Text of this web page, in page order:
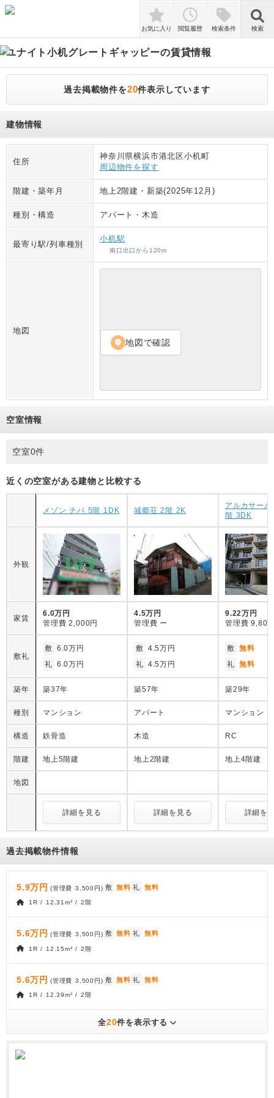
検索
お気に入り 閲覧履歴 検索条件 検索
ユナイト小机グレートギャッピーの賃貸情報
過去掲載物件を20件表示しています
建物情報
住所
神奈川県横浜市港北区小机町
周辺物件を探す
階建・築年月 地上2階建 ・ 新築(2025年12月)
種別・構造 アパート ・木造
最寄り駅/列車種別
小机駅
南口出口から 120m
地図
location_on 地図で確認
空室情報
空室0件
近くの空室がある建物と比較する
メゾン チバ 5階 1DK 城郷荘 2階 2K
アルカサー
階 3DK
外観
家賃
6.0万円
管理費 2,000円
4.5万円
管理費 ー
9.22万円
管理費 9,800
敷礼
敷 6.0万円
礼 6.0万円
敷 4.5万円
礼 4.5万円
敷 無料
礼 無料
築年 築37年 築57年 築29年
種別 マンション アパート マンション
構造 鉄骨造 木造 RC
階建 地上5階建 地上2階建 地上4階建
地図
詳細を見る 詳細を見る 詳細を
過去掲載物件情報
5.9万円 (管理費 3,500円) 敷 無料 礼 無料
1R / 12.31m² / 2階
5.6万円 (管理費 3,500円 ) 敷 無料 礼 無料
1R / 12.15m² / 2階
5.6万円 (管理費 3,500円) 敷 無料 礼 無料
1R / 12.39m² / 2階
全20件を表示する